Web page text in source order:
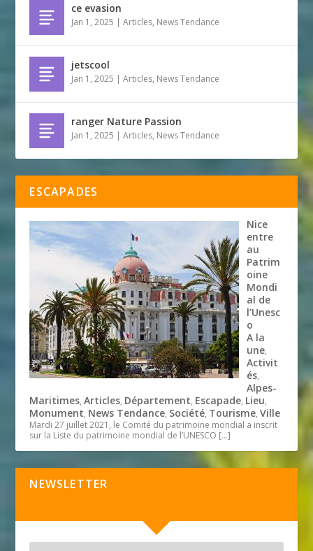
ce evasion
Jan 1, 2025 |Articles, News Tendance
jetscool
Jan 1, 2025 |Articles, News Tendance
ranger Nature Passion
Jan 1, 2025 |Articles, News Tendance
ESCAPADES
Nice
entre
au
Patrim
oine
Mondi
al de
l’Unesc
o
A la
une,
Activit
és,
Alpes-
Maritimes,Articles, Département, Escapade, Lieu,
Monument, News Tendance, Société, Tourisme,Ville
Mardi 27 juillet 2021, le Comité du patrimoine mondial a inscrit
sur la Liste du patrimoine mondial de l’UNESCO […]
NEWSLETTER